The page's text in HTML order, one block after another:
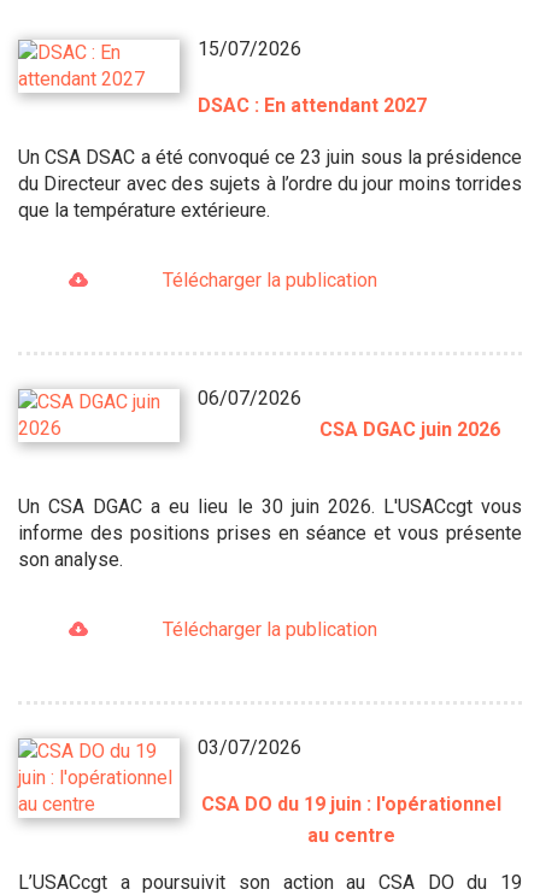
15/07/2026
DSAC : En attendant 2027
Un CSA DSAC a été convoqué ce 23 juin sous la présidence
du Directeur avec des sujets à l’ordre du jour moins torrides
que la température extérieure.
Télécharger la publication
06/07/2026
CSA DGAC juin 2026
Un CSA DGAC a eu lieu le 30 juin 2026. L'USACcgt vous
informe des positions prises en séance et vous présente
son analyse.
Télécharger la publication
03/07/2026
CSA DO du 19 juin : l'opérationnel
au centre
L’USACcgt a poursuivit son action au CSA DO du 19